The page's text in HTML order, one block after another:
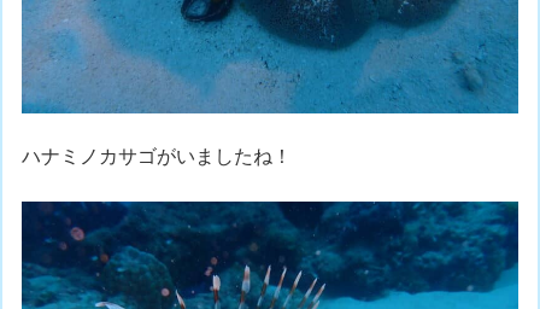
ハナミノカサゴがいましたね！